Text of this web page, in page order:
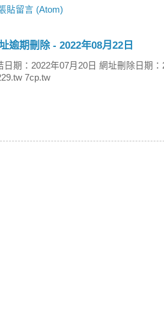
貼留言 (Atom)
逾期刪除 - 2022年08月22日
日期：2022年07月20日 網址刪除日期
7cp.tw